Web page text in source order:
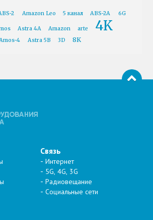
2 Amazon Leo 5 канал ABS-2A 6G
Astra 4A Amazon arte 4K
4 Astra 5B 3D 8K
Связь
Интернет
5G, 4G, 3G
Радиовещание
Социальные сети